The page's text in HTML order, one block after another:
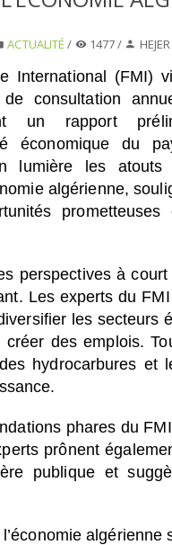
SELECTIONNEZ UNE
ACTUALITÉ / 1477 / HEJER
International (FMI)
consultation
un rapport
économique du
lumière les
algérienne,
prometteuses
perspectives à
Les experts du
les secteurs
créer des emplois.
hydrocarbures et
phares du
prônent
publique et